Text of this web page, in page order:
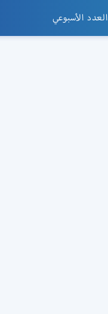
العدد الأسبوعي